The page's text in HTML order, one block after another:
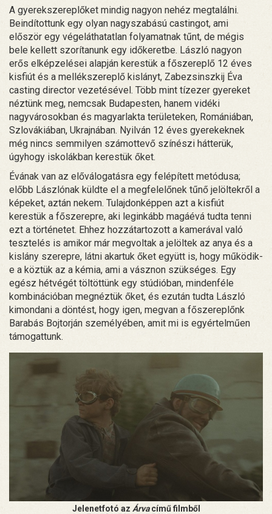
A gyerekszereplőket mindig nagyon nehéz megtalálni.
Beindítottunk egy olyan nagyszabású castingot, ami
először egy végeláthatatlan folyamatnak tűnt, de mégis
bele kellett szorítanunk egy időkeretbe. László nagyon
erős elképzelései alapján kerestük a főszereplő 12 éves
kisfiút és a mellékszereplő kislányt, Zabezsinszkij Éva
casting director vezetésével. Több mint tízezer gyereket
néztünk meg, nemcsak Budapesten, hanem vidéki
nagyvárosokban és magyarlakta területeken, Romániában,
Szlovákiában, Ukrajnában. Nyilván 12 éves gyerekeknek
még nincs semmilyen számottevő színészi hátterük,
úgyhogy iskolákban kerestük őket.
Évának van az előválogatásra egy felépített metódusa;
előbb Lászlónak küldte el a megfelelőnek tűnő jelöltekről a
képeket, aztán nekem. Tulajdonképpen azt a kisfiút
kerestük a főszerepre, aki leginkább magáévá tudta tenni
ezt a történetet. Ehhez hozzátartozott a kamerával való
tesztelés is amikor már megvoltak a jelöltek az anya és a
kislány szerepre, látni akartuk őket együtt is, hogy működik-
e a köztük az a kémia, ami a vásznon szükséges. Egy
egész hétvégét töltöttünk egy stúdióban, mindenféle
kombinációban megnéztük őket, és ezután tudta László
kimondani a döntést, hogy igen, megvan a főszereplőnk
Barabás Bojtorján személyében, amit mi is egyértelműen
támogattunk.
Jelenetfotó az Árvacímű filmből